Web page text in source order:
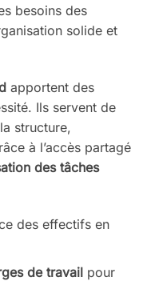
besoins des
solide et
apportent des
Ils servent de
structure,
à l’accès partagé
des tâches
des effectifs en
de travailpour